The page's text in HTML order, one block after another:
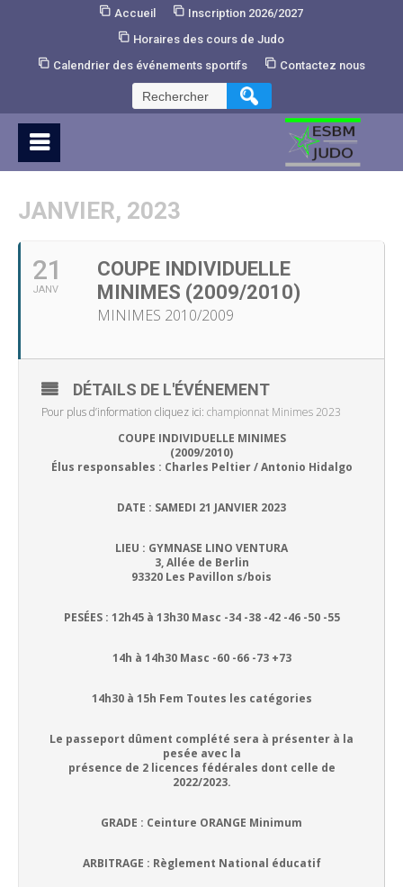
Accueil
Inscription 2026/2027
Horaires des cours de Judo
Calendrier des événements sportifs
Contactez nous
Rechercher :
JANVIER, 2023
21
JANV
COUPE INDIVIDUELLE
MINIMES (2009/2010)
MINIMES 2010/2009
DÉTAILS DE L'ÉVÉNEMENT
Pour plus d’information cliquez ici: championnat Minimes 2023
COUPE INDIVIDUELLE MINIMES
(2009/2010)
Élus responsables : Charles Peltier / Antonio Hidalgo
DATE : SAMEDI 21 JANVIER 2023
LIEU : GYMNASE LINO VENTURA
3, Allée de Berlin
93320 Les Pavillon s/bois
PESÉES : 12h45 à 13h30 Masc -34 -38 -42 -46 -50 -55
14h à 14h30 Masc -60 -66 -73 +73
14h30 à 15h Fem Toutes les catégories
Le passeport dûment complété sera à présenter à la
pesée avec la
présence de 2 licences fédérales dont celle de
2022/2023.
GRADE : Ceinture ORANGE Minimum
ARBITRAGE : Règlement National éducatif